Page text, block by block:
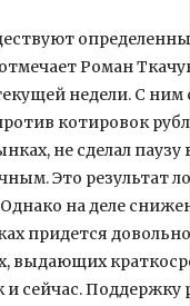
Роман
недели. С ним
котировок
не сделал
Это результат
на деле
придется
выдающих
и сейчас.